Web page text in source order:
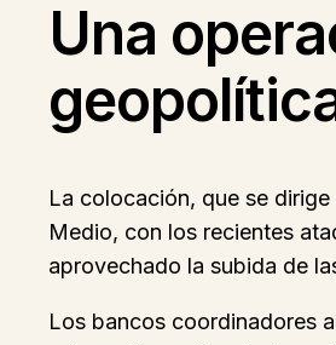
Una
La colocación, que se
Medio, con los recientes
aprovechado la subida de
Los bancos coordinadores